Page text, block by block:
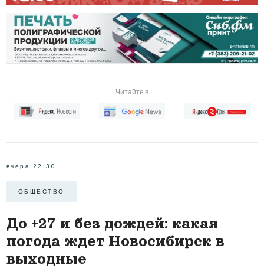
Читайте в
вчера 22:30
ОБЩЕСТВО
До +27 и без дождей: какая
погода ждет Новосибирск в
выходные